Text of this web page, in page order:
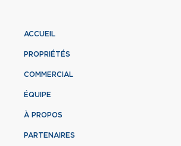
ACCUEIL
PROPRIÉTÉS
COMMERCIAL
ÉQUIPE
À PROPOS
PARTENAIRES